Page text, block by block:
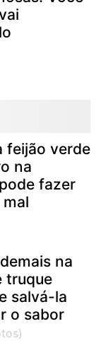
feijão verde
na
fazer
na
truque
salvá-la
o sabor